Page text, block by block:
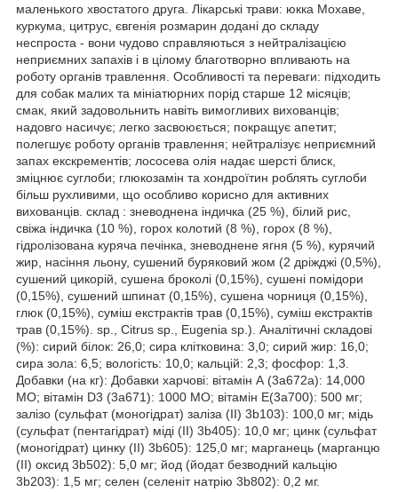
маленького хвостатого друга. Лікарські трави: юкка Мохаве,
куркума, цитрус, євгенія розмарин додані до складу
неспроста - вони чудово справляються з нейтралізацією
неприємних запахів і в цілому благотворно впливають на
роботу органів травлення. Особливості та переваги: підходить
для собак малих та мініатюрних порід старше 12 місяців;
смак, який задовольнить навіть вимогливих вихованців;
надовго насичує; легко засвоюється; покращує апетит;
полегшує роботу органів травлення; нейтралізує неприємний
запах екскрементів; лососева олія надає шерсті блиск,
зміцнює суглоби; глюкозамін та хондроїтин роблять суглоби
більш рухливими, що особливо корисно для активних
вихованців. склад : зневоднена індичка (25 %), білий рис,
свіжа індичка (10 %), горох колотий (8 %), горох (8 %),
гідролізована куряча печінка, зневоднене ягня (5 %), курячий
жир, насіння льону, сушений буряковий жом (2 дріжджі (0,5%),
сушений цикорій, сушена броколі (0,15%), сушені помідори
(0,15%), сушений шпинат (0,15%), сушена чорниця (0,15%),
глюк (0,15%), суміш екстрактів трав (0,15%), суміш екстрактів
трав (0,15%). sp., Citrus sp., Eugenia sp.). Аналітичні складові
(%): сирий білок: 26,0; сира клітковина: 3,0; сирий жир: 16,0;
сира зола: 6,5; вологість: 10,0; кальцій: 2,3; фосфор: 1,3.
Добавки (на кг): Добавки харчові: вітамін А (3a672a): 14,000
МО; вітамін D3 (3a671): 1000 МО; вітамін E(3a700): 500 мг;
залізо (сульфат (моногідрат) заліза (II) 3b103): 100,0 мг; мідь
(сульфат (пентагідрат) міді (II) 3b405): 10,0 мг; цинк (сульфат
(моногідрат) цинку (II) 3b605): 125,0 мг; марганець (марганцю
(II) оксид 3b502): 5,0 мг; йод (йодат безводний кальцію
3b203): 1,5 мг; селен (селеніт натрію 3b802): 0,2 мг.